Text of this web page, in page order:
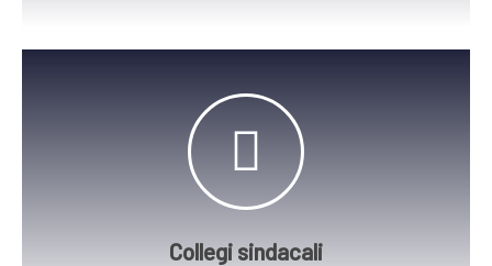
Collegi sindacali
Assunzione di incarichi sindacali.
L’attività di vigilanza viene sempre svolta in
ottica proattiva, con l’obiettivo di migliorare,
ove necessario, l’assetto organizzativo,
amministrativo e contabile dell’azienda.